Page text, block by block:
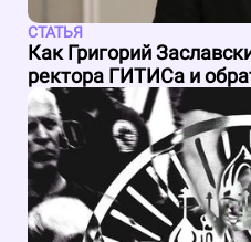
СТАТЬЯ
Как Григорий
ректора ГИТИСа и